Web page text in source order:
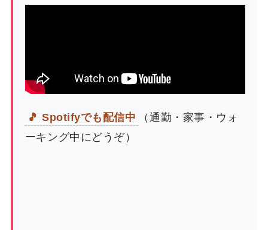
🎵 Spotifyでも配信中
（通勤・家事・ウォ
ーキング中にどうぞ）